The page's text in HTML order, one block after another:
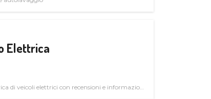
Elettrica
di veicoli elettrici con recensioni e informazioni